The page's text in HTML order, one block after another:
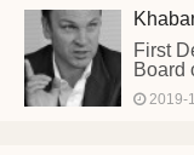
First
Board
2019-